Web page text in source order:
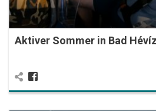
Aktiver Sommer in Bad